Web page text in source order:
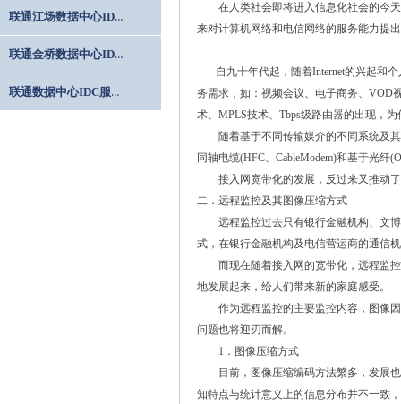
在人类社会即将进入信息化社会的今天
来对计算机网络和电信网络的服务能力
自九十年代起，随着Internet的兴起和个
务需求，如：视频会议、电子商务、VOD
术、MPLS技术、Tbps级路由器的出现，
随着基于不同传输媒介的不同系统及其
同轴电缆(HFC、CableModem)和基于光
接入网宽带化的发展，反过来又推动了
二．远程监控及其图像压缩方式
远程监控过去只有银行金融机构、文博
式，在银行金融机构及电信营运商的通信
而现在随着接入网的宽带化，远程监控
地发展起来，给人们带来新的家庭感受。
作为远程监控的主要监控内容，图像因
问题也将迎刃而解。
1．图像压缩方式
目前，图像压缩编码方法繁多，发展也
知特点与统计意义上的信息分布并不一致
联通江场数据中心IDC服务器托管
联通金桥数据中心IDC服务器托管
联通数据中心IDC服务器托管